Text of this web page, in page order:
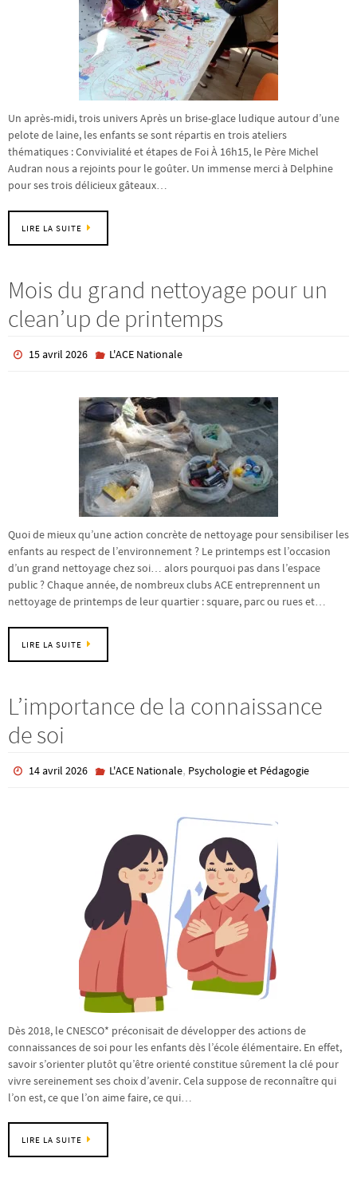
Un après-midi, trois univers Après un brise-glace ludique autour d’une
pelote de laine, les enfants se sont répartis en trois ateliers
thématiques : Convivialité et étapes de Foi À 16h15, le Père Michel
Audran nous a rejoints pour le goûter. Un immense merci à Delphine
pour ses trois délicieux gâteaux…
LIRE LA SUITE
Mois du grand nettoyage pour un
clean’up de printemps
15 avril 2026 L'ACE Nationale
Quoi de mieux qu’une action concrète de nettoyage pour sensibiliser les
enfants au respect de l’environnement ? Le printemps est l’occasion
d’un grand nettoyage chez soi… alors pourquoi pas dans l’espace
public ? Chaque année, de nombreux clubs ACE entreprennent un
nettoyage de printemps de leur quartier : square, parc ou rues et…
LIRE LA SUITE
L’importance de la connaissance
de soi
14 avril 2026 L'ACE Nationale, Psychologie et Pédagogie
Dès 2018, le CNESCO* préconisait de développer des actions de
connaissances de soi pour les enfants dès l’école élémentaire. En effet,
savoir s’orienter plutôt qu’être orienté constitue sûrement la clé pour
vivre sereinement ses choix d’avenir. Cela suppose de reconnaître qui
l’on est, ce que l’on aime faire, ce qui…
LIRE LA SUITE